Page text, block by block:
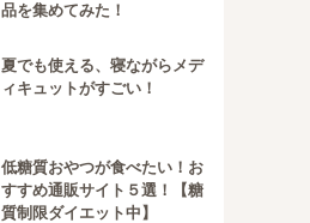
品を集めてみた！
夏でも使える、寝ながらメデ
ィキュットがすごい！
低糖質おやつが食べたい！お
すすめ通販サイト５選！【糖
質制限ダイエット中】